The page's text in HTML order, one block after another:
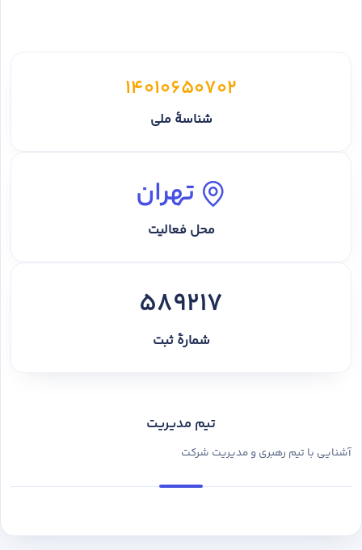
14010650702
شناسهٔ ملی
تهران
محل فعالیت
589217
شمارهٔ ثبت
تیم مدیریت
آشنایی با تیم رهبری و مدیریت شرکت